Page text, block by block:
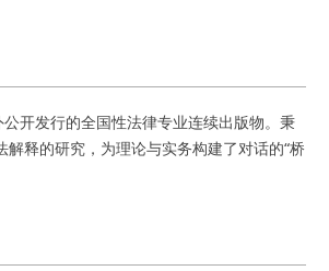
开发行的全国性法律专业连续出版物。秉
释的研究，为理论与实务构建了对话的“桥